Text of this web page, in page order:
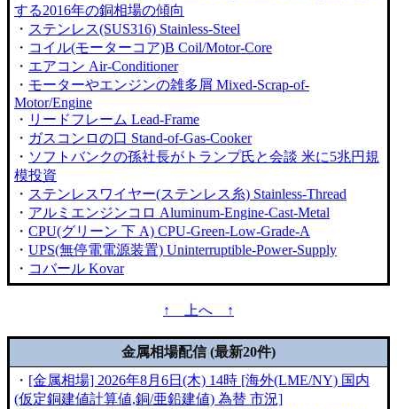
する2016年の銅相場の傾向
・ ステンレス(SUS316) Stainless-Steel
・ コイル(モーターコア)B Coil/Motor-Core
・ エアコン Air-Conditioner
・ モーターやエンジンの雑多屑 Mixed-Scrap-of-
Motor/Engine
・ リードフレーム Lead-Frame
・ ガスコンロの口 Stand-of-Gas-Cooker
・ ソフトバンクの孫社長がトランプ氏と会談 米に5兆円規
模投資
・ ステンレスワイヤー(ステンレス糸) Stainless-Thread
・ アルミエンジンコロ Aluminum-Engine-Cast-Metal
・ CPU(グリーン 下 A) CPU-Green-Low-Grade-A
・ UPS(無停電電源装置) Uninterruptible-Power-Supply
・ コバール Kovar
↑ 上へ ↑
金属相場配信 (最新20件)
・ [金属相場] 2026年8月6日(木) 14時 [海外(LME/NY) 国内
(仮定銅建値計算値,銅/亜鉛建値) 為替 市況]